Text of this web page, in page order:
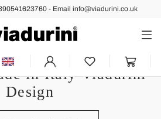
- Email info@viadurini.co.uk
Folding and Not
Plastic and
in Italy Viadurini
Design